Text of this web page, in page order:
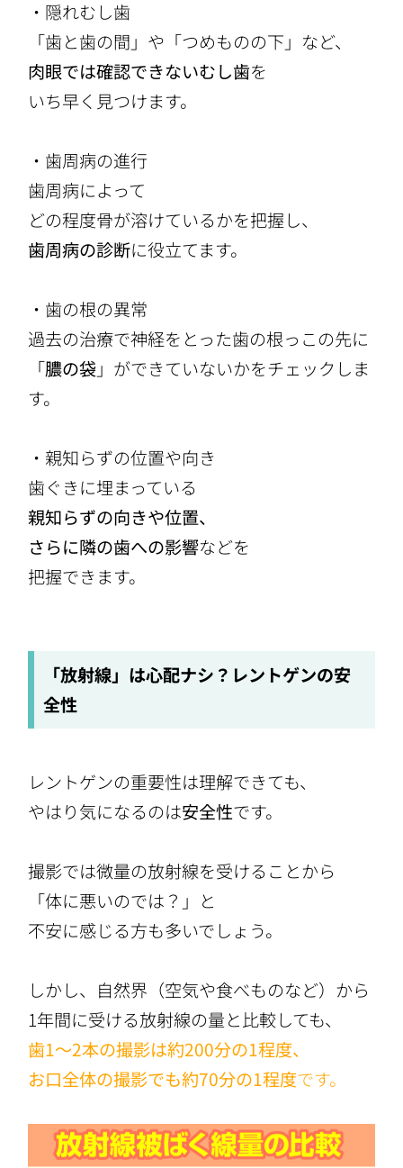
・隠れむし歯
「歯と歯の間」や「つめものの下」など、
肉眼では確認できないむし歯を
いち早く見つけます。
・歯周病の進行
歯周病によって
どの程度骨が溶けているかを把握し、
歯周病の診断に役立てます。
・歯の根の異常
過去の治療で神経をとった歯の根っこの先に
「膿の袋」ができていないかをチェックしま
す。
・親知らずの位置や向き
歯ぐきに埋まっている
親知らずの向きや位置、
さらに隣の歯への影響などを
把握できます。
「放射線」は心配ナシ？レントゲンの安
全性
レントゲンの重要性は理解できても、
やはり気になるのは安全性です。
撮影では微量の放射線を受けることから
「体に悪いのでは？」と
不安に感じる方も多いでしょう。
しかし、自然界（空気や食べものなど）から
1年間に受ける放射線の量と比較しても、
歯1～2本の撮影は約200分の1程度、
お口全体の撮影でも約70分の1程度です。